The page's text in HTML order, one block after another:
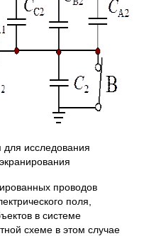
исследования
проводов
поля,
в системе
схеме в этом случае